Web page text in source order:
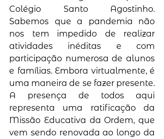
Colégio Santo Agostinho.
Sabemos que a pandemia não
nos tem impedido de realizar
atividades inéditas e com
participação numerosa de alunos
e famílias. Embora virtualmente, é
uma maneira de se fazer presente.
A presença de todos aqui
representa uma ratificação da
Missão Educativa da Ordem, que
vem sendo renovada ao longo da